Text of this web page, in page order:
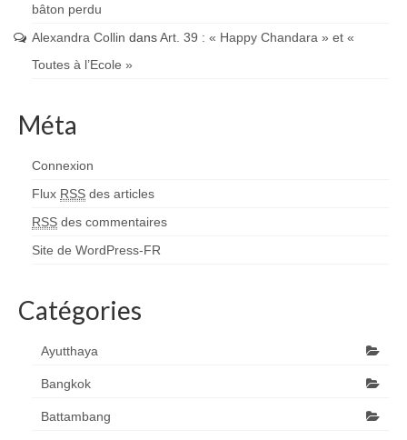
bâton perdu
Alexandra Collin dansArt. 39 : « Happy Chandara » et «
Toutes à l’Ecole »
Méta
Connexion
Flux RSS des articles
RSS des commentaires
Site de WordPress-FR
Catégories
Ayutthaya
Bangkok
Battambang